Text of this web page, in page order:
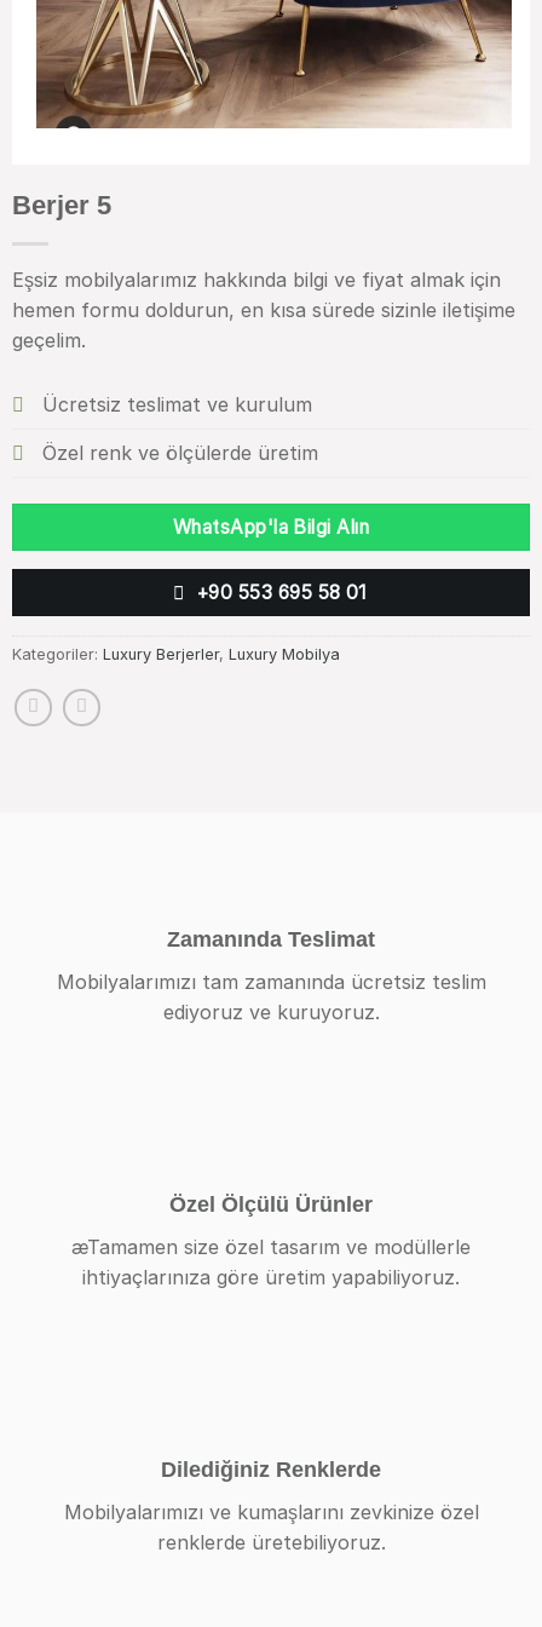
Berjer 5
Eşsiz mobilyalarımız hakkında bilgi ve fiyat almak için
hemen formu doldurun, en kısa sürede sizinle iletişime
geçelim.
Ücretsiz teslimat ve kurulum
Özel renk ve ölçülerde üretim
WhatsApp'la Bilgi Alın
+90 553 695 58 01
Kategoriler: Luxury Berjerler, Luxury Mobilya
Zamanında Teslimat
Mobilyalarımızı tam zamanında ücretsiz teslim
ediyoruz ve kuruyoruz.
Özel Ölçülü Ürünler
æTamamen size özel tasarım ve modüllerle
ihtiyaçlarınıza göre üretim yapabiliyoruz.
Dilediğiniz Renklerde
Mobilyalarımızı ve kumaşlarını zevkinize özel
renklerde üretebiliyoruz.